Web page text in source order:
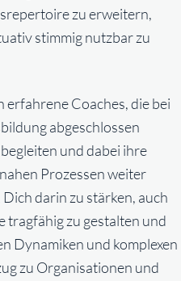
zu erweitern,
stimmig nutzbar zu
erfahrene Coaches, die bei
abgeschlossen
und dabei ihre
Prozessen weiter
darin zu stärken, auch
tragfähig zu gestalten und
Dynamiken und komplexen
zu Organisationen und